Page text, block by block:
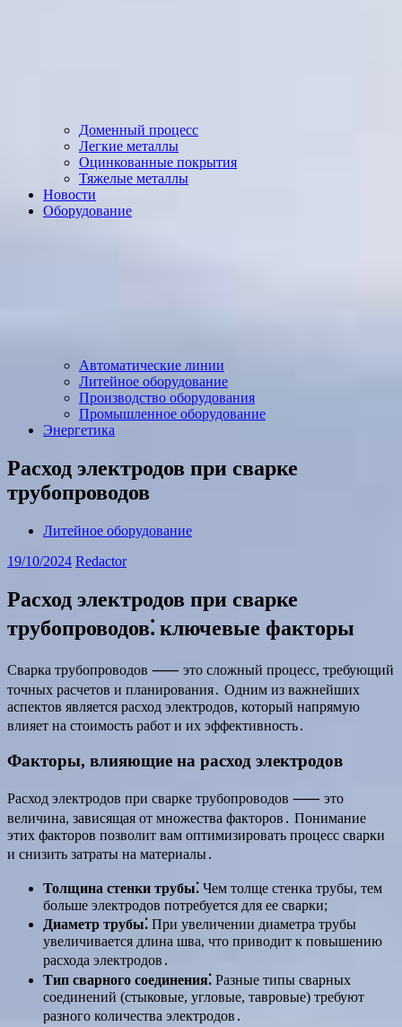
Доменный процесс
Легкие металлы
Оцинкованные покрытия
Тяжелые металлы
Новости
Оборудование
Автоматические линии
Литейное оборудование
Производство оборудования
Промышленное оборудование
Энергетика
Расход электродов при сварке
трубопроводов
Литейное оборудование
19/10/2024 Redactor
Расход электродов при сварке
трубопроводов⁚ ключевые факторы
Сварка трубопроводов ⸺ это сложный процесс, требующий
точных расчетов и планирования․ Одним из важнейших
аспектов является расход электродов, который напрямую
влияет на стоимость работ и их эффективность․
Факторы, влияющие на расход электродов
Расход электродов при сварке трубопроводов ⸺ это
величина, зависящая от множества факторов․ Понимание
этих факторов позволит вам оптимизировать процесс сварки
и снизить затраты на материалы․
Толщина стенки трубы⁚ Чем толще стенка трубы, тем
больше электродов потребуется для ее сварки;
Диаметр трубы⁚ При увеличении диаметра трубы
увеличивается длина шва, что приводит к повышению
расхода электродов․
Тип сварного соединения⁚ Разные типы сварных
соединений (стыковые, угловые, тавровые) требуют
разного количества электродов․